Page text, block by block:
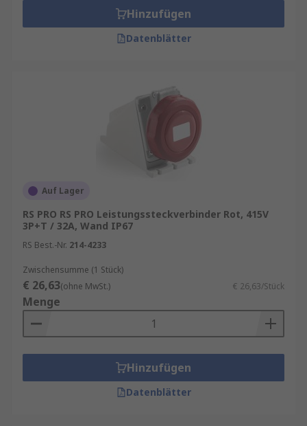
Hinzufügen
Datenblätter
Auf Lager
RS PRO RS PRO Leistungssteckverbinder Rot, 415V
3P+T / 32A, Wand IP67
RS Best.-Nr. 214-4233
Zwischensumme (1 Stück)
€ 26,63(ohne MwSt.) € 26,63/Stück
Menge
Hinzufügen
Datenblätter